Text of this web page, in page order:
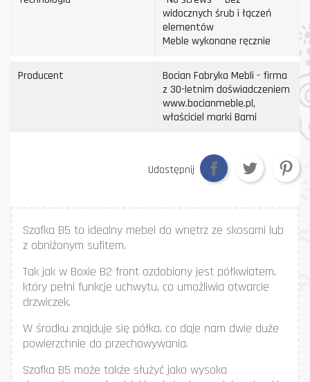
widocznych śrub i łączeń
elementów
Meble wykonane ręcznie
Producent
Bocian Fabryka Mebli - firma
z 30-letnim doświadczeniem
www.bocianmeble.pl,
właściciel marki Bami
Udostępnij
Szafka B5 to idealny mebel do wnętrz ze skosami lub
z obniżonym sufitem.
Tak jak w Boxie B2 front ozdobiony jest półkwiatem,
który pełni funkcje uchwytu, co umożliwia otwarcie
drzwiczek.
W środku znajduje się półka, co daje nam dwie duże
powierzchnie do przechowywania.
Szafka B5 może także służyć jako wysoka